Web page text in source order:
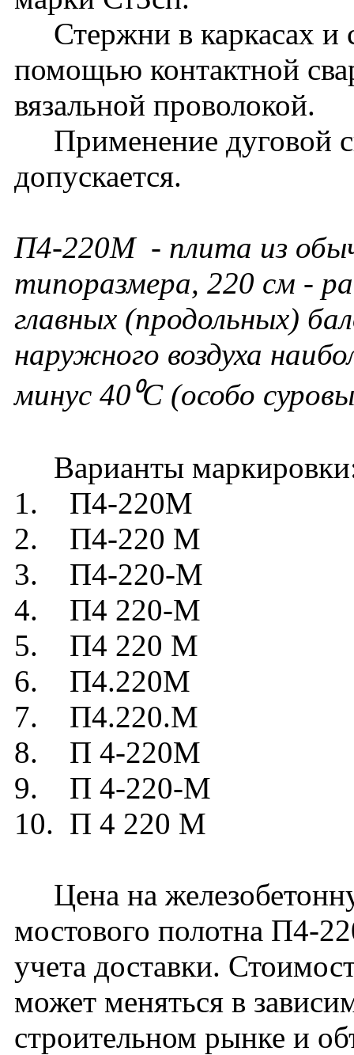
Стержни в каркасах и
помощью контактной
вязальной проволокой.
Применение дуговой
допускается.
П4-220М - плита из
типоразмера, 220 см -
главных (продольных)
наружного воздуха
минус 40⁰С (особо
Варианты
1. П4-220М
2. П4-220 М
3. П4-220-М
4. П4 220-М
5. П4 220 М
6. П4.220М
7. П4.220.М
8. П 4-220М
9. П 4-220-М
10. П 4 220 М
Цена на
мостового полотна П4-
учета доставки.
может меняться в
строительном рынке и